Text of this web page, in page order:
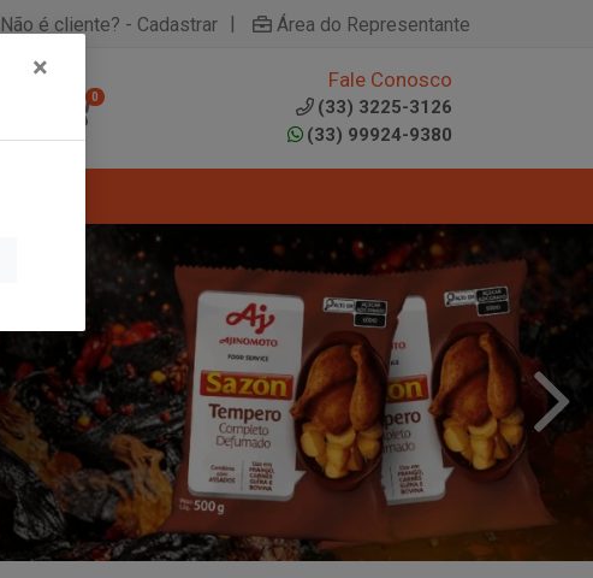
Não é cliente? - Cadastrar | Área do Representante
0
Fale Conosco
(33) 3225-3126
(33) 99924-9380
×